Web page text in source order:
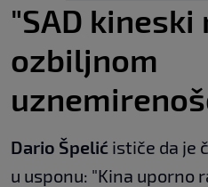
"SAD
ozbiljnom
Dario Špelić ističe da je
u usponu: "Kina uporno